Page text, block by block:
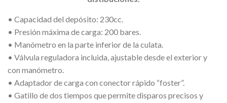
• Capacidad del depósito: 230cc.
• Presión máxima de carga: 200 bares.
• Manómetro en la parte inferior de la culata.
• Válvula reguladora incluida, ajustable desde el exterior y
con manómetro.
• Adaptador de carga con conector rápido “foster”.
• Gatillo de dos tiempos que permite disparos precisos y